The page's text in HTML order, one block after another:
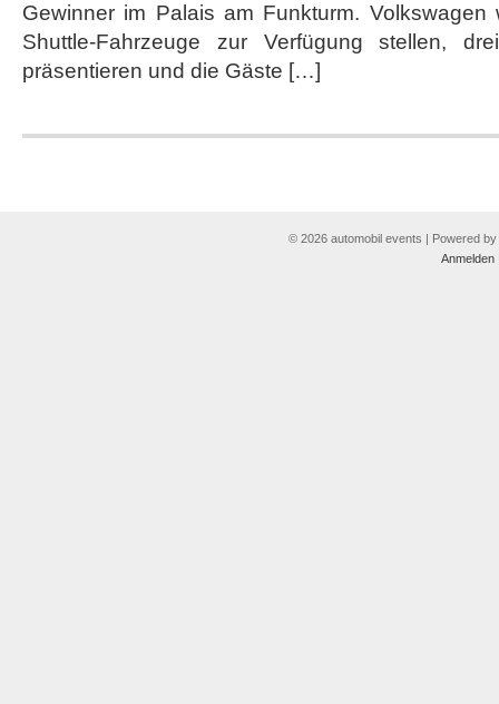
Gewinner im Palais am Funkturm.
Shuttle-Fahrzeuge zur Verfügung stellen,
präsentieren und die Gäste […]
© 2026 automobil events | Powered by
Anmelden|